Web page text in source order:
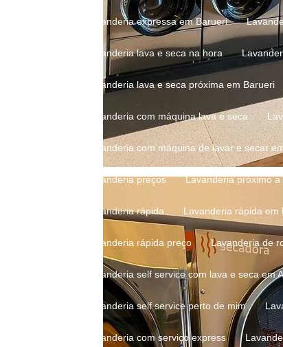
Lavanderia expressa em Barueri
Lavanderia lava e seca na hora
Lavanderia lava e seca próxima em Barueri
Lavanderia com máquina lava e seca
Lavanderia com máquina de lavar e secar
Lavanderia preços Lavanderia próximo a
Lavanderia rápida Lavanderia rápida em
Lavanderia rápida preço Lavanderia de
Lavanderia self service com lava e seca em
Lavanderia self service perto de mim
Lavanderia com serviço express